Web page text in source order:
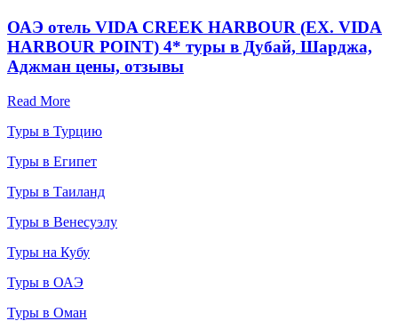
ОАЭ отель VIDA CREEK HARBOUR (EX. VIDA
HARBOUR POINT) 4* туры в Дубай, Шарджа,
Аджман цены, отзывы
Read More
Туры в Турцию
Туры в Египет
Туры в Таиланд
Туры в Венесуэлу
Туры на Кубу
Туры в ОАЭ
Туры в Оман